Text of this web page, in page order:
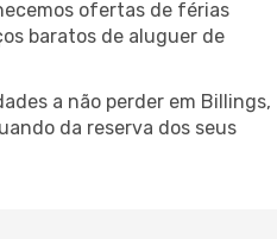
ofertas de férias
baratos de aluguer de
a não perder em Billings,
da reserva dos seus